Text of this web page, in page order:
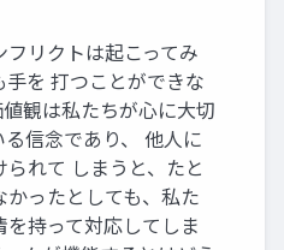
フリクトは起こってみ
手を 打つことができな
観は私たちが心に大切
る信念であり、 他人に
れて しまうと、たと
かったとしても、私た
を持って対応してしま